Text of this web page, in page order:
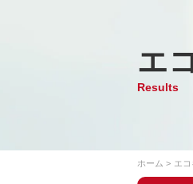
エ
Results
ホーム エ